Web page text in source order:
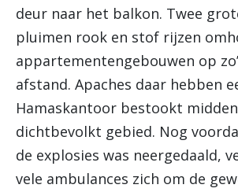
deur naar het balkon. Twee
pluimen rook en stof rijzen
appartementengebouwen op
afstand. Apaches daar hebben
Hamaskantoor bestookt
dichtbevolkt gebied. Nog
de explosies was neergedaald,
vele ambulances zich om de